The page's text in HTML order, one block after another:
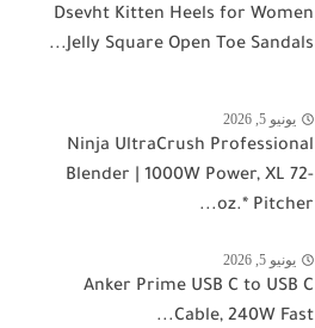
Dsevht Kitten Heels for Women
Jelly Square Open Toe Sandals...
يونيو 5, 2026
Ninja UltraCrush Professional
Blender | 1000W Power, XL 72-
oz.* Pitcher...
يونيو 5, 2026
Anker Prime USB C to USB C
Cable, 240W Fast...